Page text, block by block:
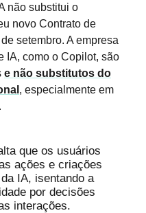
não substitui o
novo Contrato de
setembro. A empresa
IA, como o Copilot, são
e não substitutos do
, especialmente em
que os usuários
ações e criações
IA, isentando a
por decisões
interações.